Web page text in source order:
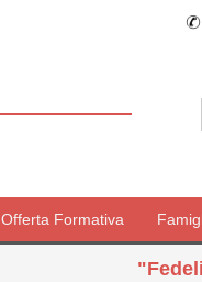
Offerta Formativa